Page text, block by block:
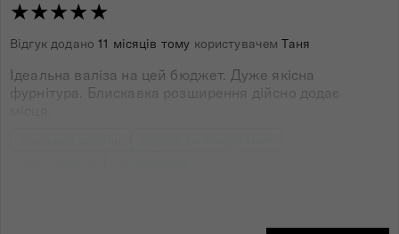
★★★★★
Відгук додано11 місяців тому користувачемТаня
Ідеальна валіза на цей бюджет. Дуже якісна
фурнітура. Блискавка розширення дійсно додає